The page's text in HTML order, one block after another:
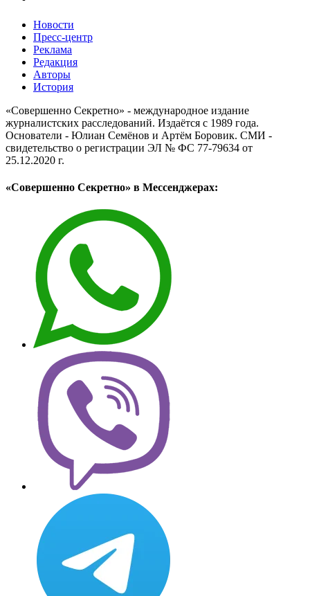
Новости
Пресс-центр
Реклама
Редакция
Авторы
История
«Совершенно Секретно» - международное издание
журналистских расследований. Издаётся с 1989 года.
Основатели - Юлиан Семёнов и Артём Боровик. CМИ -
свидетельство о регистрации ЭЛ № ФС 77-79634 от
25.12.2020 г.
«Совершенно Секретно» в Мессенджерах: